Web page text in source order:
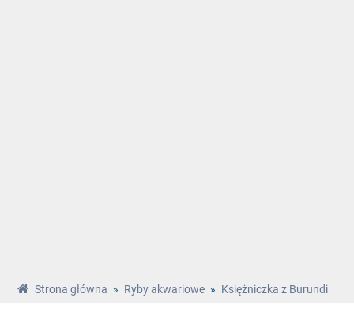
Strona główna » Ryby akwariowe » Księżniczka z Burundi